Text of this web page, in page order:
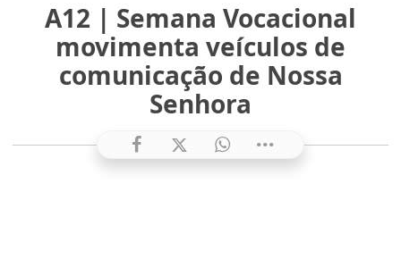
A12 | Semana Vocacional
movimenta veículos de
comunicação de Nossa
Senhora